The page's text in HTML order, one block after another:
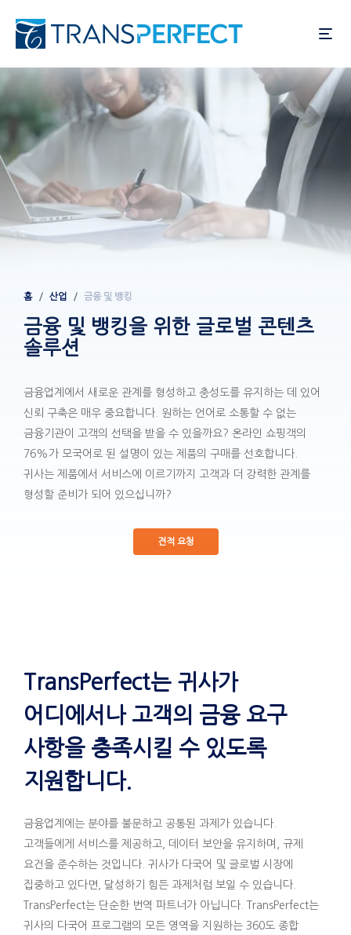
요
텐
츠
로
건
너
이동
경로
홈 산업 금융 및 뱅킹
금융 및 뱅킹을 위한 글로벌 콘텐츠
솔루션
금융업계에서 새로운 관계를 형성하고 충성도를 유지하는 데 있어
신뢰 구축은 매우 중요합니다. 원하는 언어로 소통할 수 없는
금융기관이 고객의 선택을 받을 수 있을까요? 온라인 쇼핑객의
76%가 모국어로 된 설명이 있는 제품의 구매를 선호합니다.
귀사는 제품에서 서비스에 이르기까지 고객과 더 강력한 관계를
형성할 준비가 되어 있으십니까?
견적 요청
TransPerfect는 귀사가
어디에서나 고객의 금융 요구
사항을 충족시킬 수 있도록
지원합니다.
금융업계에는 분야를 불문하고 공통된 과제가 있습니다.
고객들에게 서비스를 제공하고, 데이터 보안을 유지하며, 규제
요건을 준수하는 것입니다. 귀사가 다국어 및 글로벌 시장에
집중하고 있다면, 달성하기 힘든 과제처럼 보일 수 있습니다.
TransPerfect는 단순한 번역 파트너가 아닙니다. TransPerfect는
귀사의 다국어 프로그램의 모든 영역을 지원하는 360도 종합